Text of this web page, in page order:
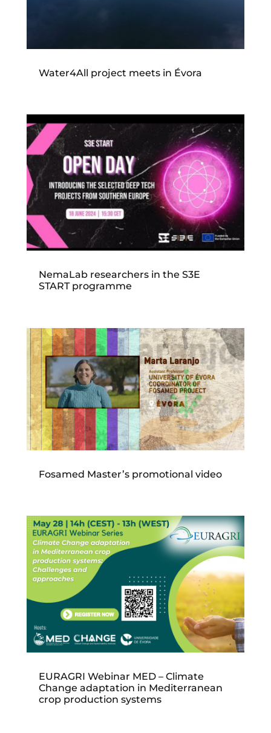
Water4All project meets in Évora
NemaLab researchers in the S3E
START programme
Fosamed Master’s promotional video
EURAGRI Webinar MED – Climate
Change adaptation in Mediterranean
crop production systems